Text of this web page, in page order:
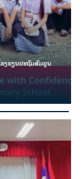
ງຮຽນປະຖົມສົມບູນ